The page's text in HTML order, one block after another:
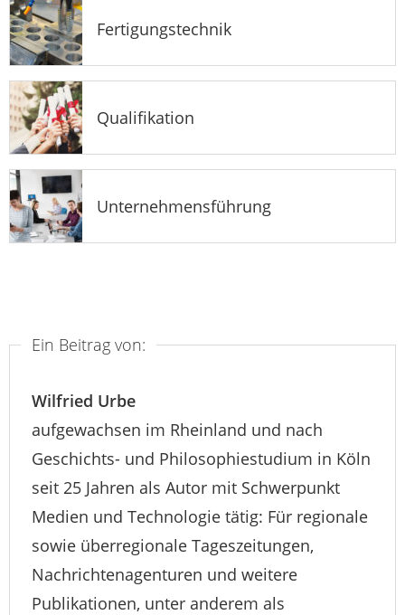
Fertigungstechnik
Qualifikation
Unternehmensführung
Ein Beitrag von:
Wilfried Urbe
aufgewachsen im Rheinland und nach
Geschichts- und Philosophiestudium in Köln
seit 25 Jahren als Autor mit Schwerpunkt
Medien und Technologie tätig: Für regionale
sowie überregionale Tageszeitungen,
Nachrichtenagenturen und weitere
Publikationen, unter anderem als